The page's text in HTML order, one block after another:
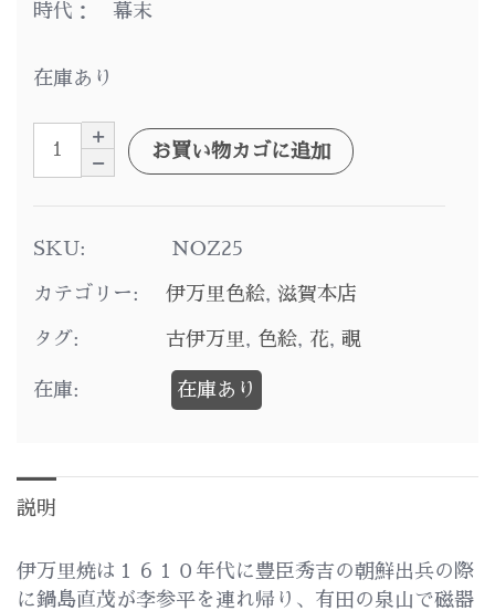
時代： 幕末
在庫あり
お買い物カゴに追加
SKU: NOZ25
カテゴリー: 伊万里色絵, 滋賀本店
タグ: 古伊万里, 色絵, 花, 覗
在庫: 在庫あり
説明
伊万里焼は１６１０年代に豊臣秀吉の朝鮮出兵の際
に鍋島直茂が李参平を連れ帰り、有田の泉山で磁器